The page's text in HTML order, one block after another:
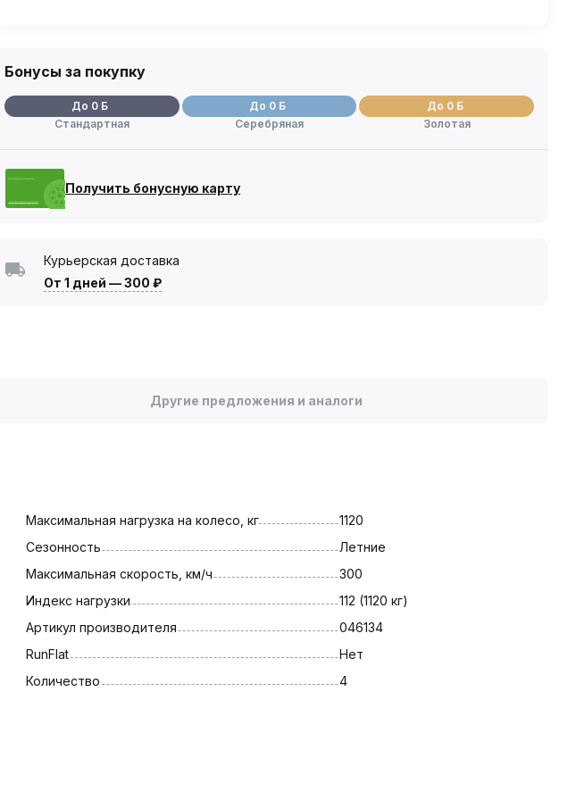
Бонусы за покупку
До 0 Б
Стандартная
До 0 Б
Серебряная
До 0 Б
Золотая
Получить бонусную карту
Курьерская доставка
От 1 дней —300 ₽
Другие предложения и аналоги
Максимальная нагрузка на колесо, кг
1120
Сезонность
Летние
Максимальная скорость, км/ч
300
Индекс нагрузки
112 (1120 кг)
Артикул производителя
046134
RunFlat
Нет
Количество
4